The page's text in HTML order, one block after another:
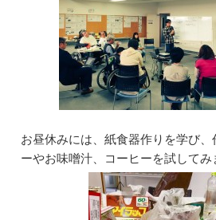
お昼休みには、紙食器作りを学び
ーやお味噌汁、コーヒーを試してみ